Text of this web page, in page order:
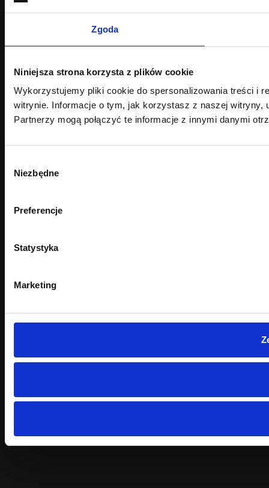
Zgoda
Niniejsza strona korzysta z plików cookie
Wykorzystujemy pliki cookie do spersonalizowania treści i
witrynie. Informacje o tym, jak korzystasz z naszej witryny,
Partnerzy mogą połączyć te informacje z innymi danymi
zgody
Niezbędne
Preferencje
Statystyka
Marketing